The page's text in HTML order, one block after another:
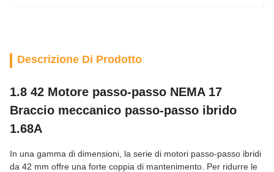
Descrizione Di Prodotto
1.8 42 Motore passo-passo NEMA 17
Braccio meccanico passo-passo ibrido
1.68A
In una gamma di dimensioni, la serie di motori passo-passo ibridi
da 42 mm offre una forte coppia di mantenimento. Per ridurre le